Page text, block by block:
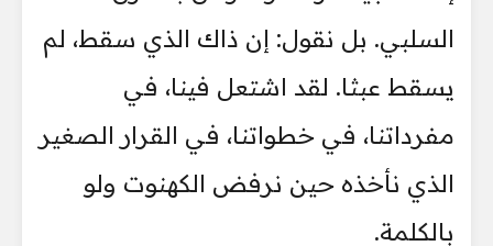
السلبي. بل نقول: إن ذاك الذي سقط، لم
يسقط عبثا. لقد اشتعل فينا، في
مفرداتنا، في خطواتنا، في القرار الصغير
الذي نأخذه حين نرفض الكهنوت ولو
بالكلمة.